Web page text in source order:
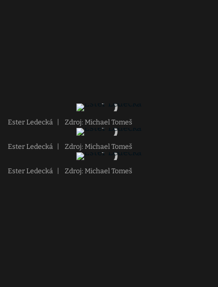
Ester Ledecká Zdroj: Michael Tomeš
Ester Ledecká Zdroj: Michael Tomeš
Ester Ledecká Zdroj: Michael Tomeš